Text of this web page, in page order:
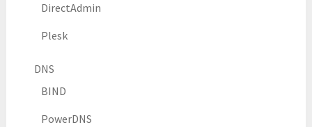
DirectAdmin
Plesk
DNS
BIND
PowerDNS